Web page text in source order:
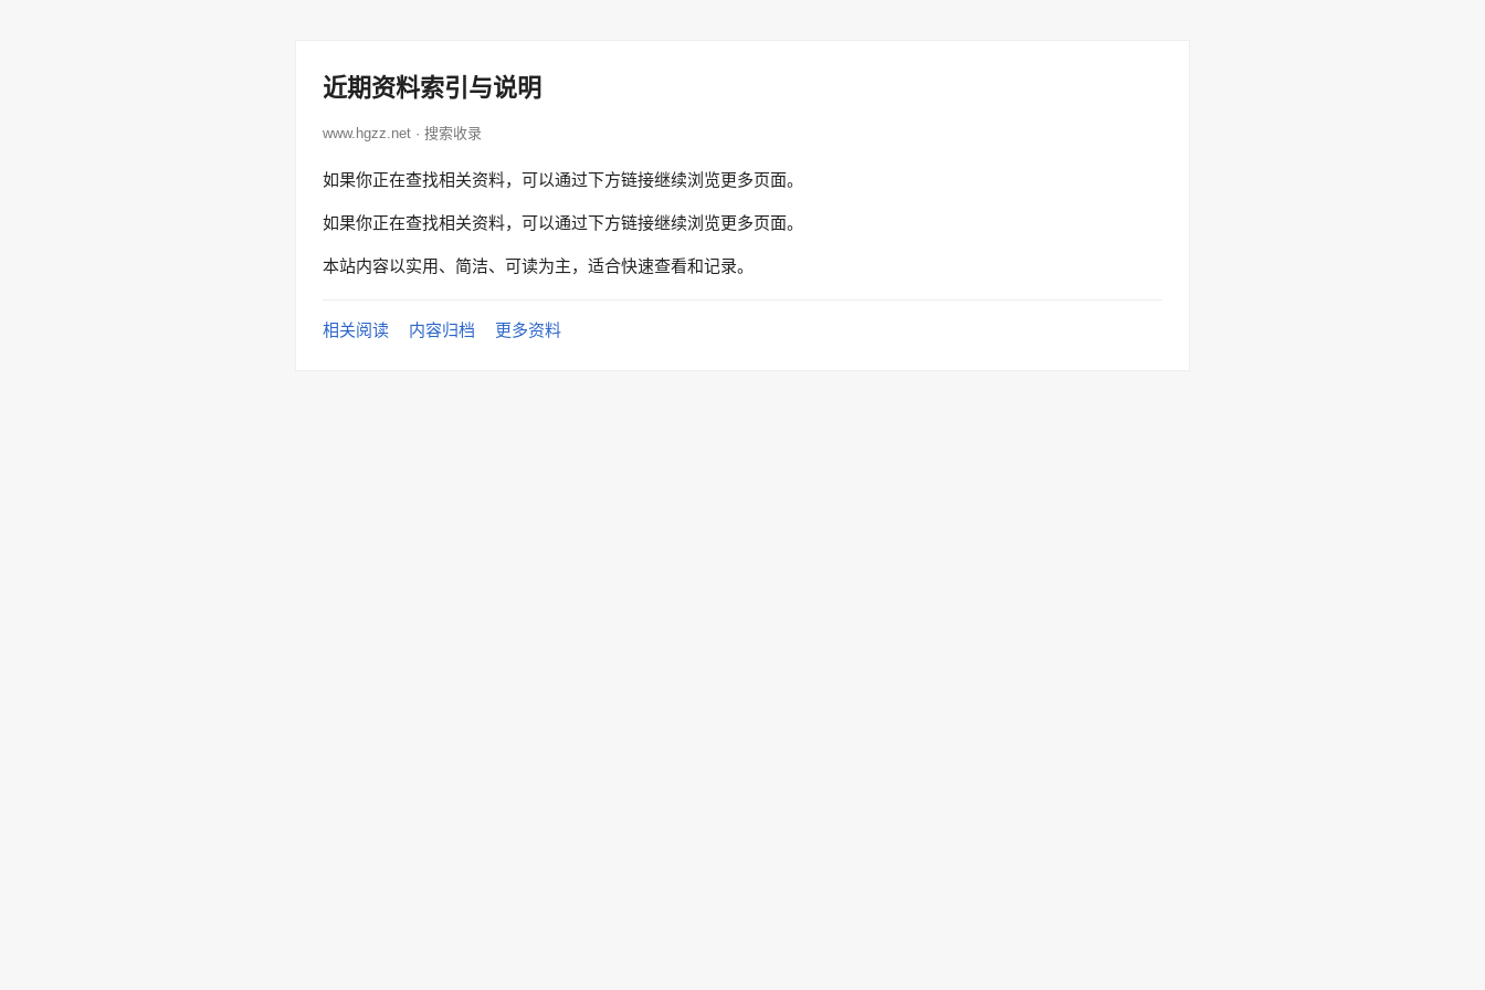
近期资料索引与说明
www.hgzz.net · 搜索收录
如果你正在查找相关资料，可以通过下方链接继续浏览更多页面。
如果你正在查找相关资料，可以通过下方链接继续浏览更多页面。
本站内容以实用、简洁、可读为主，适合快速查看和记录。
相关阅读 内容归档 更多资料